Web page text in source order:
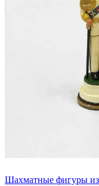
Шахматные фигуры